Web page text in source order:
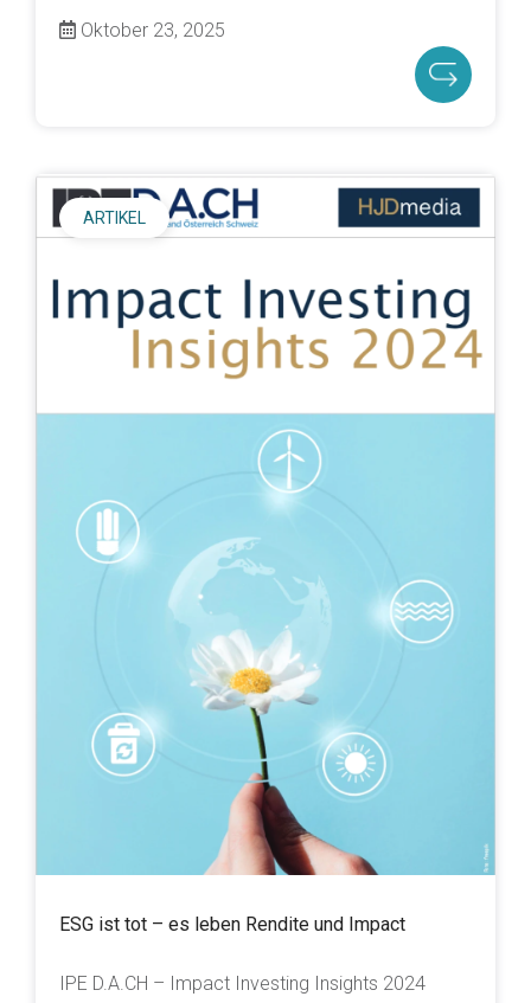
Oktober 23, 2025
ESG ist tot – es leben Rendite und Impact
IPE D.A.CH – Impact Investing Insights 2024
ARTIKEL